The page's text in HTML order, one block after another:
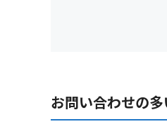
お問い合わせの